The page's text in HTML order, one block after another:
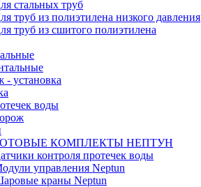
стальных труб
труб из полиэтилена низкого давления
труб из сшитого полиэтилена
установка
воды
КОМПЛЕКТЫ НЕПТУН
контроля протечек воды
управления Neptun
краны Neptun